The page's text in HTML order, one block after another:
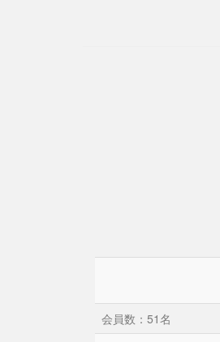
会員数：51名